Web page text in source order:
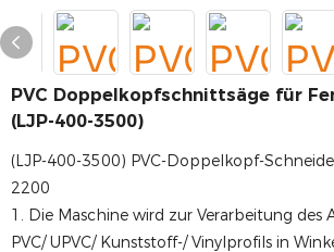
PVC Doppelkopfschnittsäge für
(LJP-400-3500)
(LJP-400-3500) PVC-Doppelkopf-
2200
1. Die Maschine wird zur Verarbeitung des
PVC/ UPVC/ Kunststoff-/ Vinylprofils in